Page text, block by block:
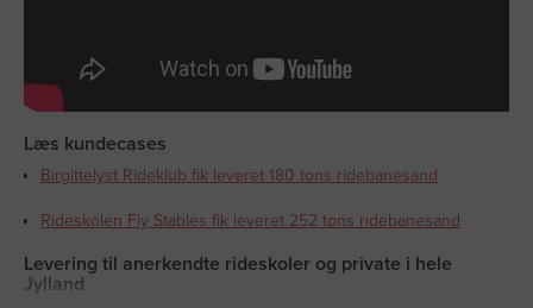
Læs kundecases
Birgittelyst Rideklub fik leveret 180 tons ridebanesand
Rideskolen Fly Stables fik leveret 252 tons ridebanesand
Levering til anerkendte rideskoler og private i hele
Jylland